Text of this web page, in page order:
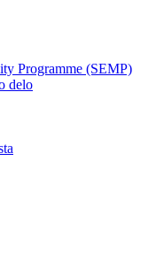
Programme (SEMP)
delo